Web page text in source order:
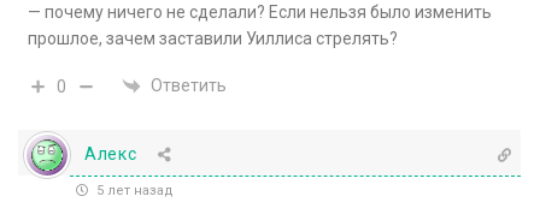
— почему ничего не сделали? Если нельзя было изменить
прошлое, зачем заставили Уиллиса стрелять?
0 Ответить
Алекс
5 лет назад